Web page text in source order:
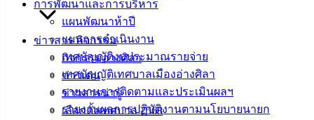
การพัฒนาและการบริหาร
แผนพัฒนาห้าปี
แผนการดำเนินงาน
เทศบัญญัติงบประมาณรายจ่าย
เทศบัญญัติเทศบาลเมืองอ่างศิลา
รายงานการติดตามและประเมินผลฯ
รายงานผลการปฏิบัติงานตามนโยบายนายก
ข่าวสาร กิจกรรม
กิจกรรมอ่างศิลา
ข่าวเด่น
ข่าวสารน่ารู้
เลือกตั้งเทศบาล 2568
038-
142-100-104
บริการ
ประชาชน